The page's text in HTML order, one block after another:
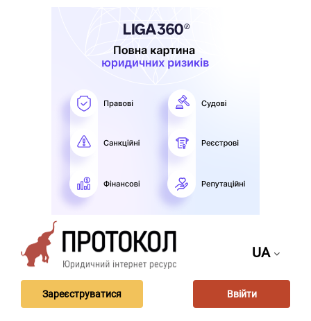
UA
Зареєструватися Ввійти